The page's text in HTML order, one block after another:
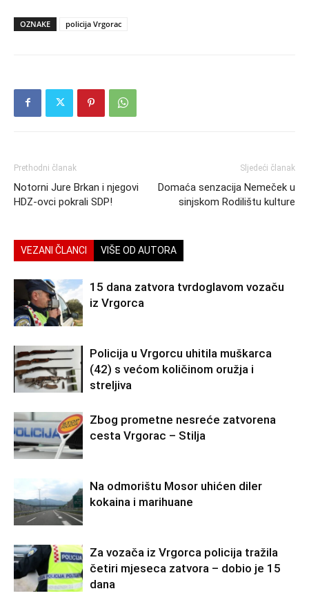
OZNAKE policija Vrgorac
Prethodni članak
Notorni Jure Brkan i njegovi
HDZ-ovci pokrali SDP!
Sljedeći članak
Domaća senzacija Nemeček u
sinjskom Rodilištu kulture
VEZANI ČLANCI VIŠE OD AUTORA
15 dana zatvora tvrdoglavom vozaču
iz Vrgorca
Policija u Vrgorcu uhitila muškarca
(42) s većom količinom oružja i
streljiva
Zbog prometne nesreće zatvorena
cesta Vrgorac – Stilja
Na odmorištu Mosor uhićen diler
kokaina i marihuane
Za vozača iz Vrgorca policija tražila
četiri mjeseca zatvora – dobio je 15
dana